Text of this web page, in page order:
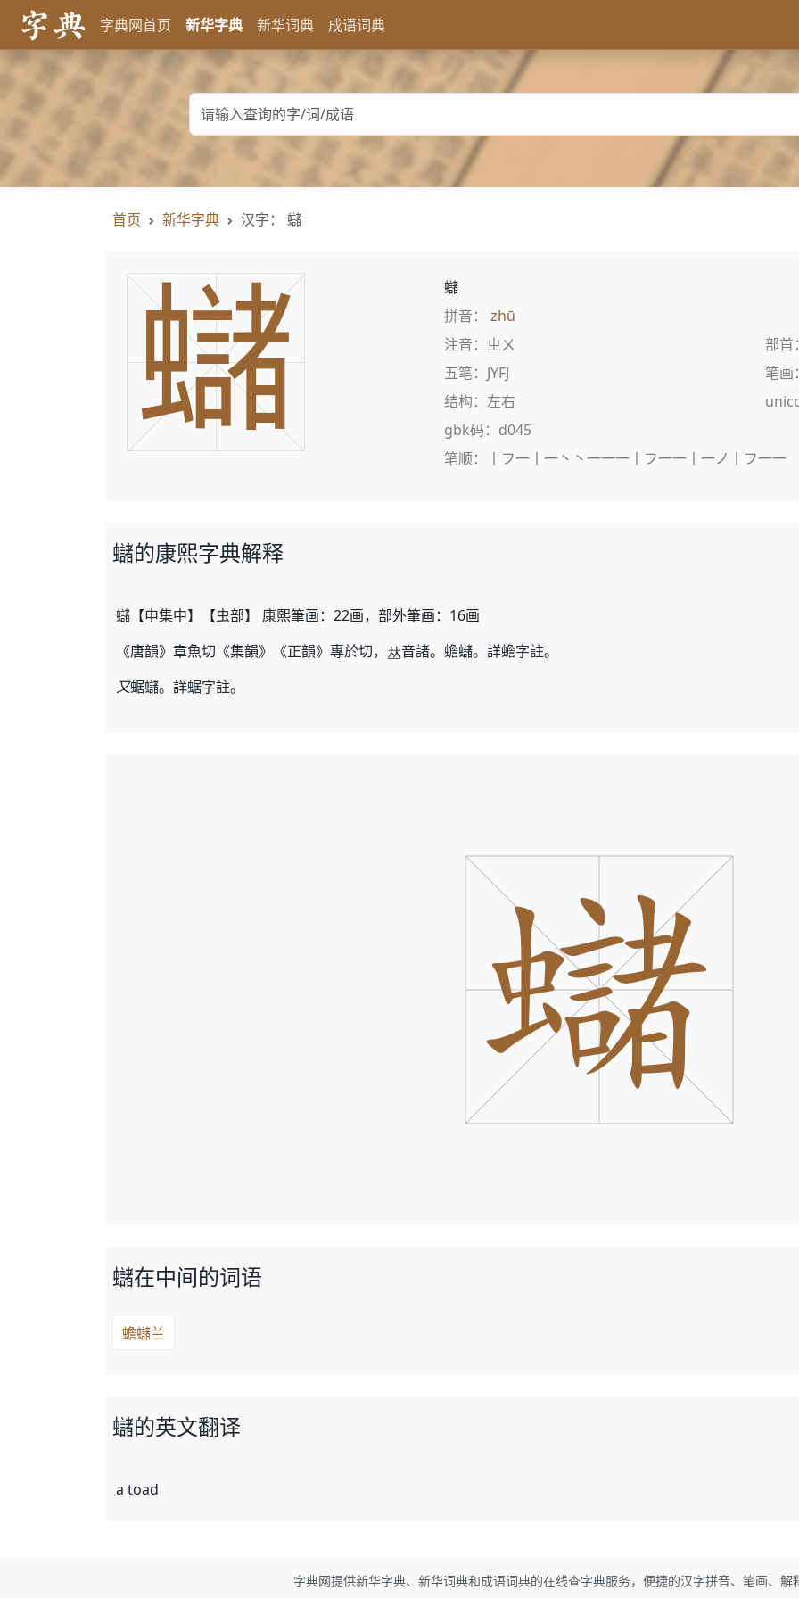
字典网首页 新华字典 新华词典 成语词典
首页 新华字典 汉字： 蠩
蠩
蠩
拼音： zhū
注音：ㄓㄨ
部首：
五笔：JYFJ
笔画：
结构：左右
gbk码：d045
笔顺：丨フ一丨一丶丶一一一丨フ一一丨一ノ丨フ一一
蠩的康熙字典解释
蠩【申集中】【虫部】 康熙筆画：22画，部外筆画：16画
《唐韻》章魚切《集韻》《正韻》專於切，
音諸。蟾蠩。詳蟾字註。
又蜛蠩。詳蜛字註。
蠩在中间的词语
蟾蠩兰
蠩的英文翻译
a toad
字典网提供新华字典、新华词典和成语词典的在线查字典服务，便捷的汉字拼音、笔画、解